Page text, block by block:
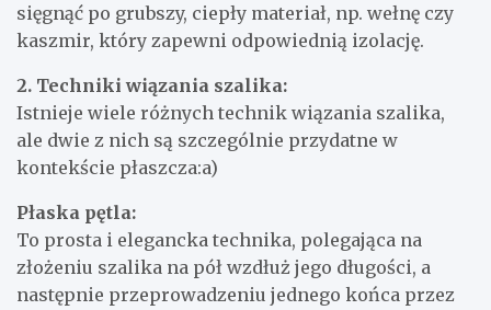
sięgnąć po grubszy, ciepły materiał, np. wełnę czy
kaszmir, który zapewni odpowiednią izolację.
2. Techniki wiązania szalika:
Istnieje wiele różnych technik wiązania szalika,
ale dwie z nich są szczególnie przydatne w
kontekście płaszcza:a)
Płaska pętla:
To prosta i elegancka technika, polegająca na
złożeniu szalika na pół wzdłuż jego długości, a
następnie przeprowadzeniu jednego końca przez